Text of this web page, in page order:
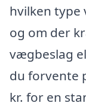
hvilken type
og om der
vægbeslag
du forvente
kr. for en